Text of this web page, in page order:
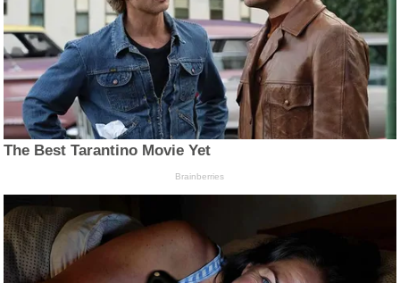
The Best Tarantino Movie Yet
Brainberries